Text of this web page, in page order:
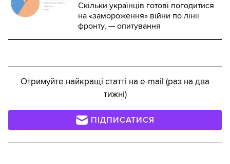
Скільки українців готові погодитися
на «замороження» війни по лінії
фронту, — опитування
Отримуйте найкращі статті на e-mail (раз на два
тижні)
ПІДПИСАТИСЯ